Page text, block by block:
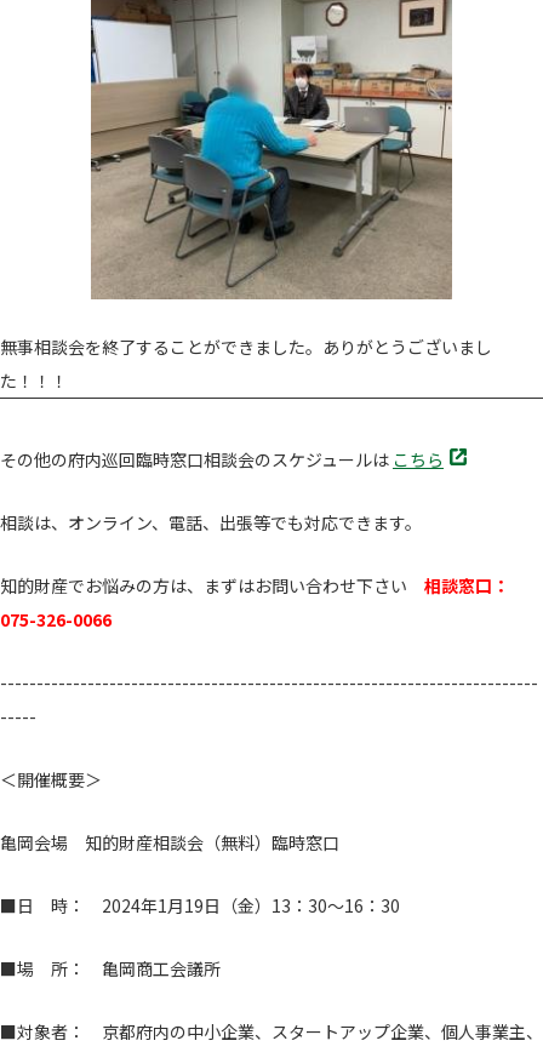
無事相談会を終了することができました。ありがとうございまし
た！！！
その他の府内巡回臨時窓口相談会のスケジュールは こちら 別
く
相談は、オンライン、電話、出張等でも対応できます。
知的財産でお悩みの方は、まずはお問い合わせ下さい 相談窓口：
075-326-0066
--------------------------------------------------------------------------
-----
＜開催概要＞
亀岡会場 知的財産相談会（無料）臨時窓口
■日 時： 2024年1月19日（金）13：30～16：30
■場 所： 亀岡商工会議所
■対象者： 京都府内の中小企業、スタートアップ企業、個人事業主、